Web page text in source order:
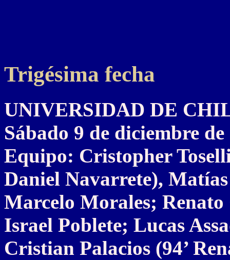
Trigésima fecha
UNIVERSIDAD DE
Sábado 9 de diciembre de
Equipo: Cristopher
Daniel Navarrete),
Marcelo Morales;
Israel Poblete; Lucas
Cristian Palacios (94’